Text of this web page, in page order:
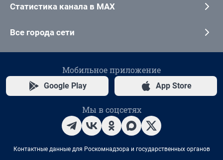
Статистика канала в MAX
Все города сети
Мобильное приложение
Google Play App Store
Мы в соцсетях
Контактные данные для Роскомнадзора и государственных органов